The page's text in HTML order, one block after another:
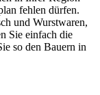
fehlen dürfen.
und Wurstwaren,
Sie einfach die
so den Bauern in